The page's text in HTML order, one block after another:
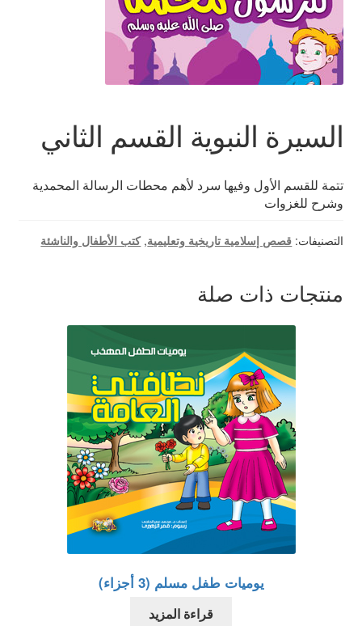
اتصل بنا
السيرة النبوية القسم الثاني
تتمة للقسم الأول وفيها سرد لأهم محطات الرسالة المحمدية
وشرح للغزوات
التصنيفات: قصص إسلامية تاريخية وتعليمية,كتب الأطفال والناشئة
منتجات ذات صلة
يوميات طفل مسلم (3 أجزاء)
قراءة المزيد